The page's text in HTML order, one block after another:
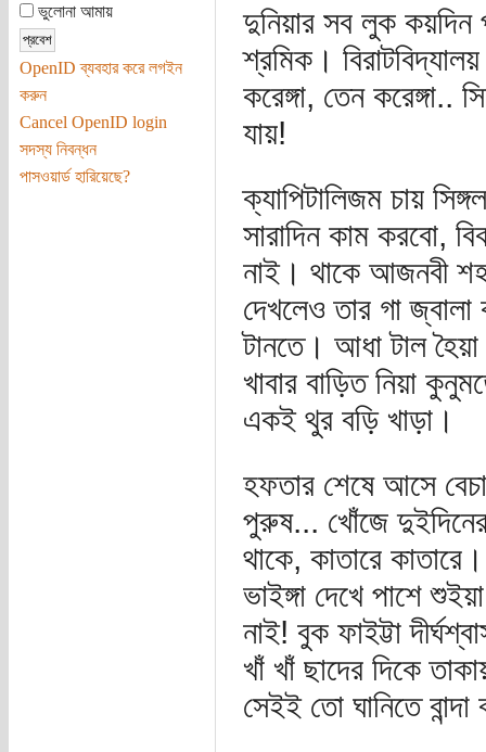
ভুলোনা আমায়
OpenID ব্যবহার করে লগইন
করুন
Cancel OpenID login
সদস্য নিবন্ধন
পাসওয়ার্ড হারিয়েছে?
দুনিয়ার সব লুক কয়দিন
শ্রমিক।
করেঙ্গা, তেন করেঙ্গা..
যায়!
ক্যাপিটালিজম চায়
সারাদিন কাম করবো,
নাই। থাকে আজনবী
দেখলেও তার গা
টানতে। আধা টাল
খাবার বাড়িত নিয়া
একই থুর বড়ি খাড়া।
হফতার শেষে আসে
পুরুষ... খোঁজে দুইদিনের
থাকে, কাতারে
ভাইঙ্গা দেখে পাশে
নাই! বুক ফাইট্টা
খাঁ খাঁ ছাদের দিকে
সেইই তো ঘানিতে